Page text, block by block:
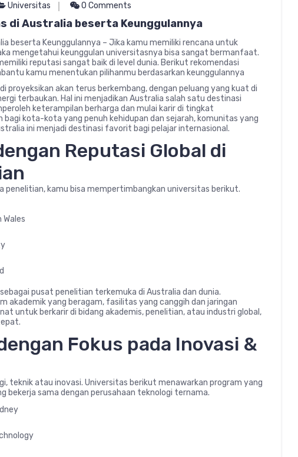
Universitas 0 Comments
di Australia beserta Keunggulannya
beserta Keunggulannya – Jika kamu memiliki rencana untuk
mengetahui keunggulan universitasnya bisa sangat bermanfaat.
reputasi sangat baik di level dunia. Berikut rekomendasi
kamu menentukan pilihanmu berdasarkan keunggulannya
proyeksikan akan terus berkembang, dengan peluang yang kuat di
terbaukan. Hal ini menjadikan Australia salah satu destinasi
keterampilan berharga dan mulai karir di tingkat
bagi kota-kota yang penuh kehidupan dan sejarah, komunitas yang
ini menjadi destinasi favorit bagi pelajar internasional.
Reputasi Global di
penelitian, kamu bisa mempertimbangkan universitas berikut.
pusat penelitian terkemuka di Australia dan dunia.
akademik yang beragam, fasilitas yang canggih dan jaringan
untuk berkarir di bidang akademis, penelitian, atau industri global,
Fokus pada Inovasi &
teknik atau inovasi. Universitas berikut menawarkan program yang
bekerja sama dengan perusahaan teknologi ternama.